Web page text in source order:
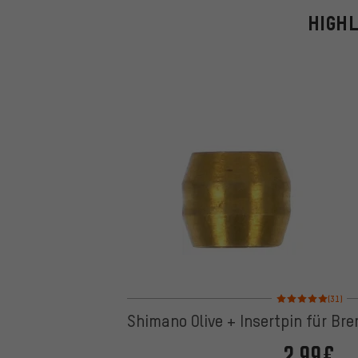
Bewertungen: 5
(31)
Shimano Olive + Insertpin für